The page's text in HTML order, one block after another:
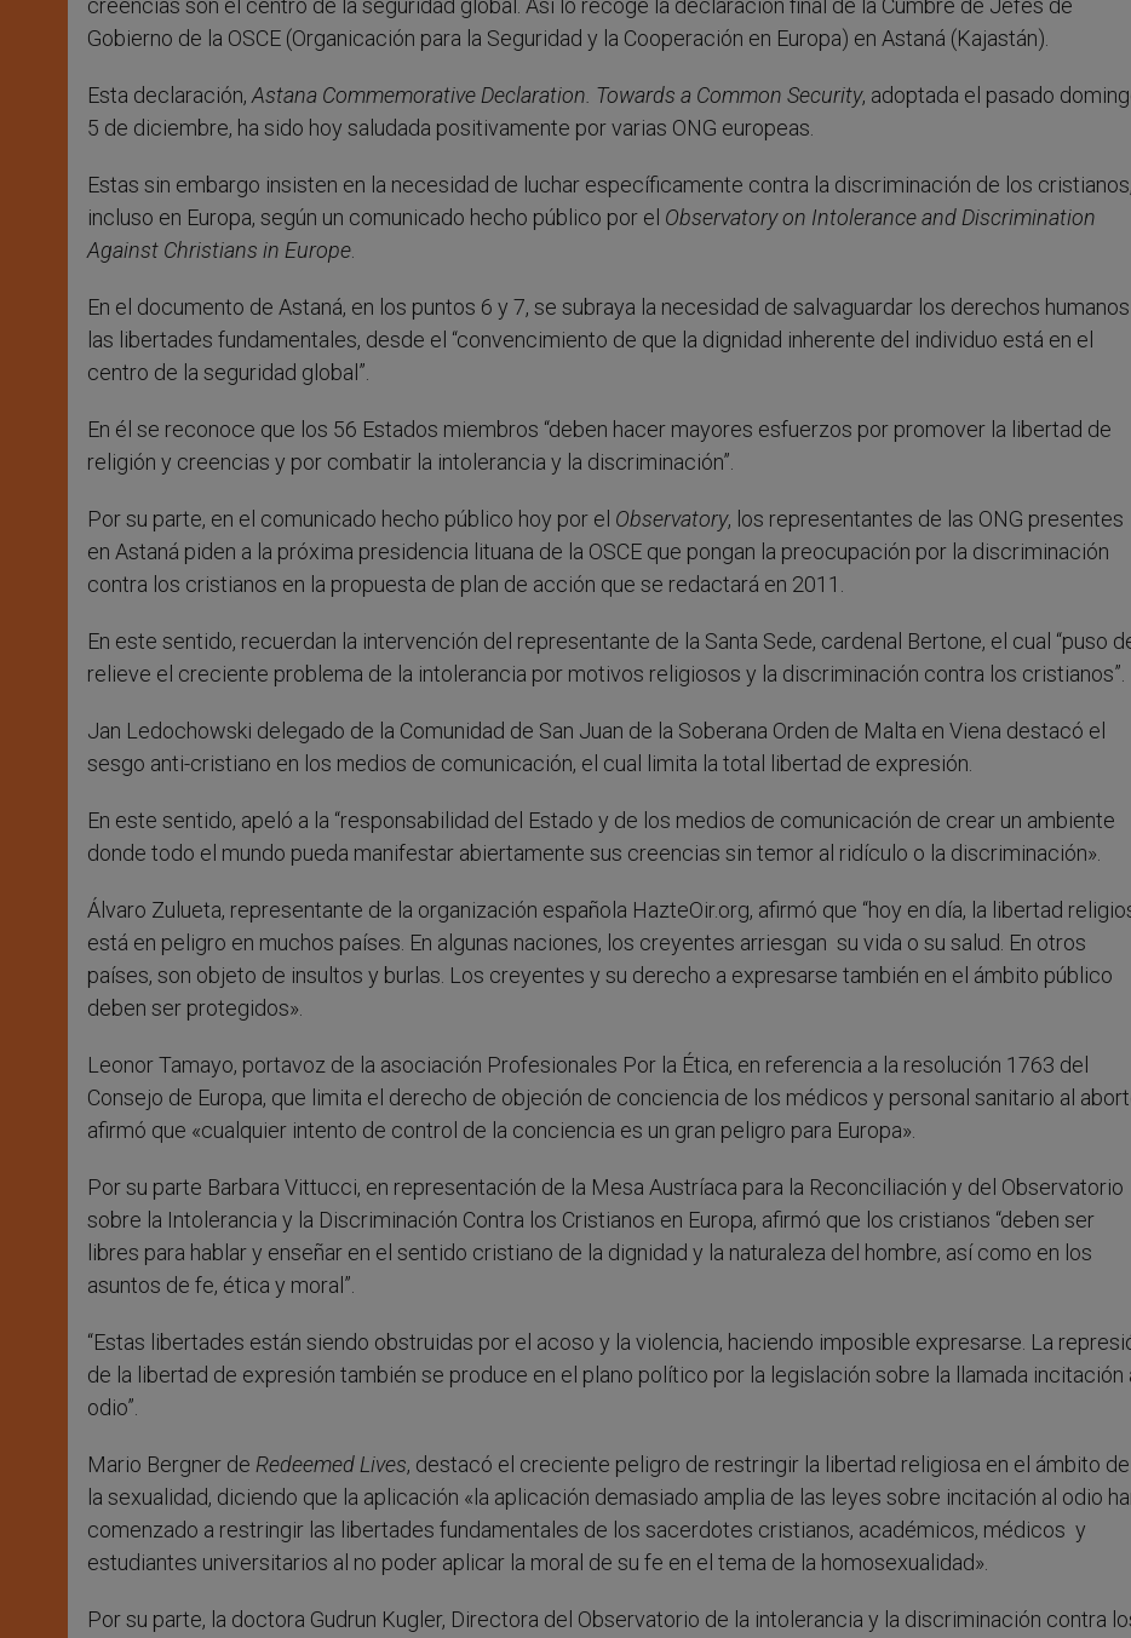
creencias son el centro de la seguridad global. Así lo recoge la declaración final de la Cumbre de Jefes de
Gobierno de la OSCE (Organicación para la Seguridad y la Cooperación en Europa) en Astaná (Kajastán).
Esta declaración,Astana Commemorative Declaration. Towards a Common Security, adoptada el pasado
5 de diciembre, ha sido hoy saludada positivamente por varias ONG europeas.
Estas sin embargo insisten en la necesidad de luchar específicamente contra la discriminación de los cristianos,
incluso en Europa, según un comunicado hecho público por el Observatory on Intolerance and Discrimination
Against Christians in Europe.
En el documento de Astaná, en los puntos 6 y 7, se subraya la necesidad de salvaguardar los derechos
las libertades fundamentales, desde el “convencimiento de que la dignidad inherente del individuo está en el
centro de la seguridad global”.
En él se reconoce que los 56 Estados miembros “deben hacer mayores esfuerzos por promover la libertad de
religión y creencias y por combatir la intolerancia y la discriminación”.
Por su parte, en el comunicado hecho público hoy por el Observatory, los representantes de las ONG presentes
en Astaná piden a la próxima presidencia lituana de la OSCE que pongan la preocupación por la discriminación
contra los cristianos en la propuesta de plan de acción que se redactará en 2011.
En este sentido, recuerdan la intervención del representante de la Santa Sede, cardenal Bertone, el cual “puso
relieve el creciente problema de la intolerancia por motivos religiosos y la discriminación contra los cristianos”.
Jan Ledochowski delegado de la Comunidad de San Juan de la Soberana Orden de Malta en Viena destacó el
sesgo anti-cristiano en los medios de comunicación, el cual limita la total libertad de expresión.
En este sentido, apeló a la “responsabilidad del Estado y de los medios de comunicación de crear un ambiente
donde todo el mundo pueda manifestar abiertamente sus creencias sin temor al ridículo o la discriminación».
Álvaro Zulueta, representante de la organización española HazteOir.org, afirmó que “hoy en día, la libertad
está en peligro en muchos países. En algunas naciones, los creyentes arriesgan su vida o su salud. En otros
países, son objeto de insultos y burlas. Los creyentes y su derecho a expresarse también en el ámbito público
deben ser protegidos».
Leonor Tamayo, portavoz de la asociación Profesionales Por la Ética, en referencia a la resolución 1763 del
Consejo de Europa, que limita el derecho de objeción de conciencia de los médicos y personal sanitario al
afirmó que «cualquier intento de control de la conciencia es un gran peligro para Europa».
Por su parte Barbara Vittucci, en representación de la Mesa Austríaca para la Reconciliación y del Observatorio
sobre la Intolerancia y la Discriminación Contra los Cristianos en Europa, afirmó que los cristianos “deben ser
libres para hablar y enseñar en el sentido cristiano de la dignidad y la naturaleza del hombre, así como en los
asuntos de fe, ética y moral”.
“Estas libertades están siendo obstruidas por el acoso y la violencia, haciendo imposible expresarse. La
de la libertad de expresión también se produce en el plano político por la legislación sobre la llamada incitación
odio”.
Mario Bergner de Redeemed Lives, destacó el creciente peligro de restringir la libertad religiosa en el ámbito de
la sexualidad, diciendo que la aplicación «la aplicación demasiado amplia de las leyes sobre incitación al odio
comenzado a restringir las libertades fundamentales de los sacerdotes cristianos, académicos, médicos y
estudiantes universitarios al no poder aplicar la moral de su fe en el tema de la homosexualidad».
Por su parte, la doctora Gudrun Kugler, Directora del Observatorio de la intolerancia y la discriminación contra